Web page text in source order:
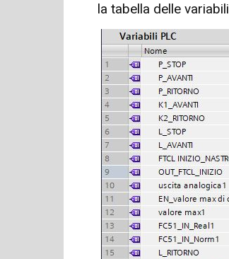
la tabella delle variabili